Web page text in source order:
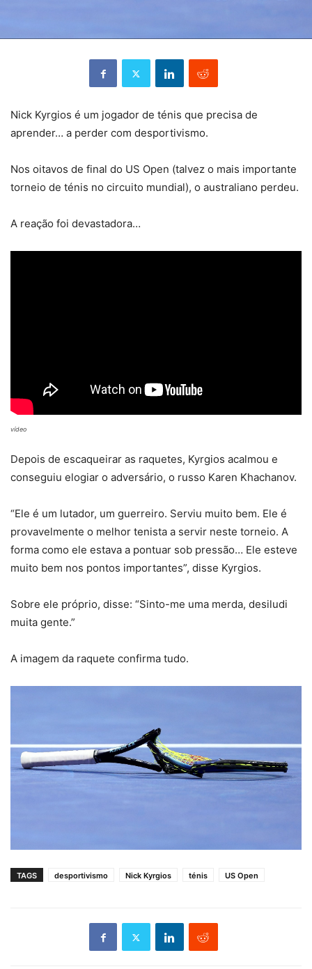
Nick Kyrgios é um jogador de ténis que precisa de
aprender… a perder com desportivismo.
Nos oitavos de final do US Open (talvez o mais importante
torneio de ténis no circuito mundial), o australiano perdeu.
A reação foi devastadora…
vídeo
Depois de escaqueirar as raquetes, Kyrgios acalmou e
conseguiu elogiar o adversário, o russo Karen Khachanov.
“Ele é um lutador, um guerreiro. Serviu muito bem. Ele é
provavelmente o melhor tenista a servir neste torneio. A
forma como ele estava a pontuar sob pressão… Ele esteve
muito bem nos pontos importantes”, disse Kyrgios.
Sobre ele próprio, disse: “Sinto-me uma merda, desiludi
muita gente.”
A imagem da raquete confirma tudo.
TAGS desportivismo Nick Kyrgios ténis US Open